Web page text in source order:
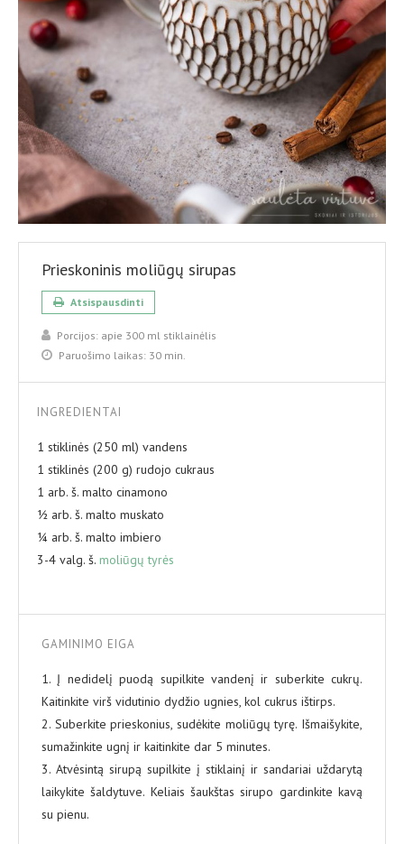
Prieskoninis moliūgų sirupas
Atsispausdinti
Porcijos: apie 300 ml stiklainėlis
Paruošimo laikas: 30 min.
INGREDIENTAI
1 stiklinės (250 ml) vandens
1 stiklinės (200 g) rudojo cukraus
1 arb. š. malto cinamono
½ arb. š. malto muskato
¼ arb. š. malto imbiero
3-4 valg. š. moliūgų tyrės
GAMINIMO EIGA
1. Į nedidelį puodą supilkite vandenį ir suberkite cukrų.
Kaitinkite virš vidutinio dydžio ugnies, kol cukrus ištirps.
2. Suberkite prieskonius, sudėkite moliūgų tyrę. Išmaišykite,
sumažinkite ugnį ir kaitinkite dar 5 minutes.
3. Atvėsintą sirupą supilkite į stiklainį ir sandariai uždarytą
laikykite šaldytuve. Keliais šaukštas sirupo gardinkite kavą
su pienu.